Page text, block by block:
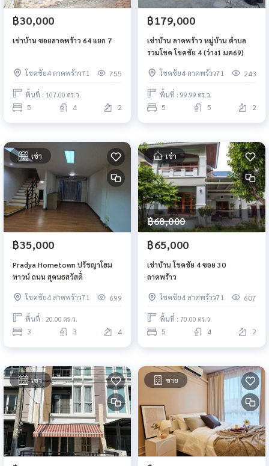
฿30,000
เช่าบ้าน ซอยลาดพร้าว 64 แยก 7
โชคชัย4 ลาดพร้าว71 755
พื้นที่ : 107.00 ตร.ว.
5 4 2
฿179,000
เช่าบ้าน ลาดพร้าว หมู่บ้าน ตำบล
รวมโชค โชคชัย 4 (ว่าง1 มค69)
โชคชัย4 ลาดพร้าว71 243
พื้นที่ : 99.99 ตร.ว.
5 5 2
เช่า
฿35,000
Pradya Hometown ปรัชญาโฮม
ทาวน์ ถนน สุคนธสวัสดิ์
โชคชัย4 ลาดพร้าว71 699
พื้นที่ : 20.00 ตร.ว.
3 3 4
เช่า
฿68,000
฿65,000
เช่าบ้าน โชคชัย 4 ซอย 30
ลาดพร้าว
โชคชัย4 ลาดพร้าว71 607
พื้นที่ : 70.00 ตร.ว.
5 4 2
เช่า ขาย